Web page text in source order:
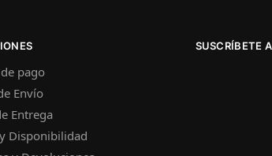
pago
Envío
Entrega
Disponibilidad
SUSCRÍBETE